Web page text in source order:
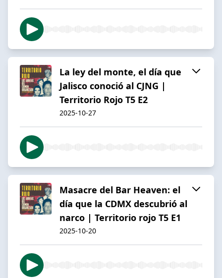
La ley del monte, el día que
Jalisco conoció al CJNG |
Territorio Rojo T5 E2
2025-10-27
Masacre del Bar Heaven: el
día que la CDMX descubrió al
narco | Territorio rojo T5 E1
2025-10-20